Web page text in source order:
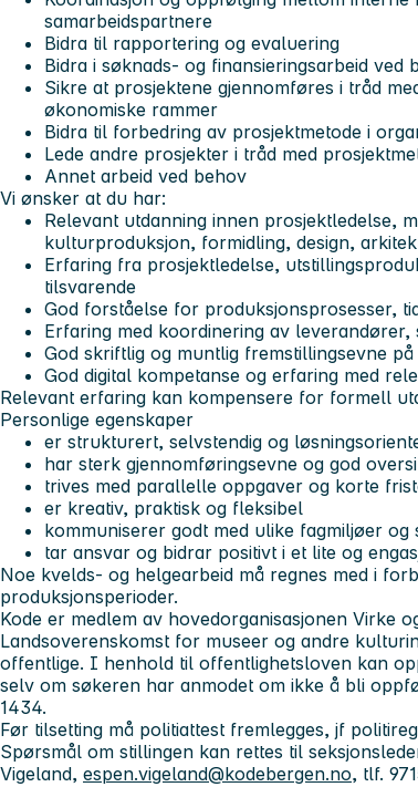
samarbeidspartnere
Bidra til rapportering og evaluering
Bidra i søknads- og finansieringsarbeid ved
Sikre at prosjektene gjennomføres i tråd
økonomiske rammer
Bidra til forbedring av prosjektmetode i
Lede andre prosjekter i tråd med
Annet arbeid ved behov
Vi ønsker at du har:
Relevant utdanning innen prosjektledelse,
kulturproduksjon, formidling, design,
Erfaring fra prosjektledelse,
tilsvarende
God forståelse for produksjonsprosesser,
Erfaring med koordinering av
God skriftlig og muntlig fremstillingsevne
God digital kompetanse og erfaring med
Relevant erfaring kan kompensere for formell
Personlige egenskaper
er strukturert, selvstendig og
har sterk gjennomføringsevne og god
trives med parallelle oppgaver og korte
er kreativ, praktisk og fleksibel
kommuniserer godt med ulike fagmiljøer og
tar ansvar og bidrar positivt i et lite og
Noe kvelds- og helgearbeid må regnes med i
produksjonsperioder.
Kode er medlem av hovedorganisasjonen Virke
Landsoverenskomst for museer og andre
offentlige. I henhold til offentlighetsloven kan
selv om søkeren har anmodet om ikke å bli
1434.
Før tilsetting må politiattest fremlegges, jf
Spørsmål om stillingen kan rettes til
Vigeland, espen.vigeland@kodebergen.no, tlf.